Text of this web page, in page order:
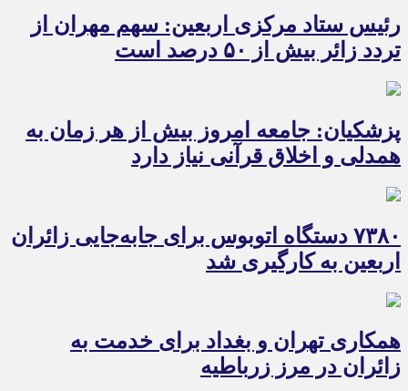
رئیس ستاد مرکزی اربعین: سهم مهران از
تردد زائر بیش از ۵۰ درصد است
پزشکیان: جامعه امروز بیش از هر زمان به
همدلی و اخلاق قرآنی نیاز دارد
۷۳۸۰ دستگاه اتوبوس برای جابه‌جایی زائران
اربعین به‌ کارگیری شد
همکاری تهران و بغداد برای خدمت به
زائران در مرز زرباطیه